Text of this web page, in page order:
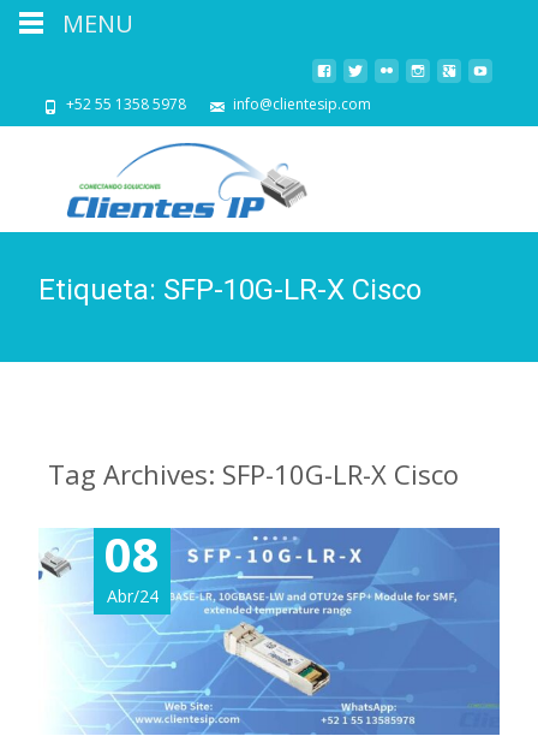
+52 55 1358 5978 info@clientesip.com
Etiqueta: SFP-10G-LR-X Cisco
Tag Archives: SFP-10G-LR-X Cisco
08
Abr/24
MENU